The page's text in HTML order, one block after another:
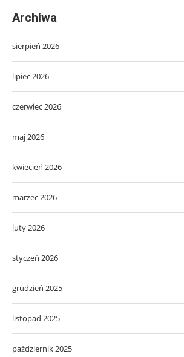
Archiwa
sierpień 2026
lipiec 2026
czerwiec 2026
maj 2026
kwiecień 2026
marzec 2026
luty 2026
styczeń 2026
grudzień 2025
listopad 2025
październik 2025